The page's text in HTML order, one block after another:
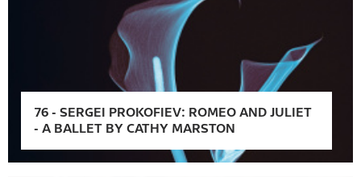
76 - SERGEI PROKOFIEV: ROMEO AND JULIET
- A BALLET BY CATHY MARSTON